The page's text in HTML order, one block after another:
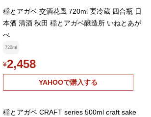
稲とアガベ 交酒花風 720ml 要冷蔵 四合瓶 日
本酒 清酒 秋田 稲とアガベ醸造所 いねとあが
べ
720ml
¥2,458
YAHOOで購入する
稲とアガベ CRAFT series 500ml craft sake